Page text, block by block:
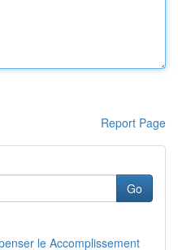
Report Page
Go
le Accomplissement